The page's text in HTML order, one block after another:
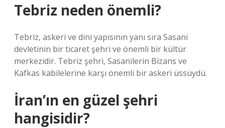
Tebriz neden önemli?
Tebriz, askeri ve dini yapısının yanı sıra Sasani
devletinin bir ticaret şehri ve önemli bir kültür
merkezidir. Tebriz şehri, Sasanilerin Bizans ve
Kafkas kabilelerine karşı önemli bir askeri üssüydü.
İran’ın en güzel şehri
hangisidir?